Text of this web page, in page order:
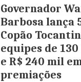
Governador
Barbosa lança
Copão
equipes de
e R$ 240 mil
premiações